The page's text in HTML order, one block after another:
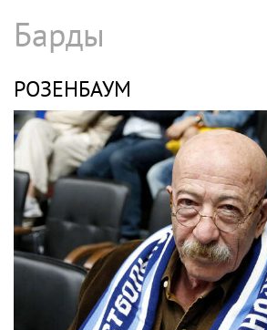
Барды
РОЗЕНБАУМ